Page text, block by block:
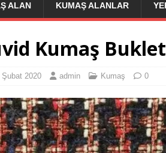
ALAN KUMAŞ ALANLAR
Kumaş
Şubat 2020 admin Kumaş 0